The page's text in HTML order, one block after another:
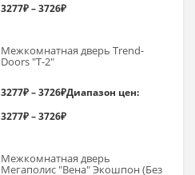
3277₽ – 3726₽
Межкомнатная дверь Trend-
Doоrs "Т-2"
3277₽–3726₽Диапазон цен:
3277₽ – 3726₽
Межкомнатная дверь
Мегаполис "Вена" Экошпон (Без